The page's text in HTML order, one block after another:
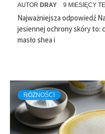
AUTOR DRAY 9 MIESIĘCY
Najważniejsza odpowiedź
jesiennej ochrony skóry to:
masło shea i
RÓŻNOŚCI